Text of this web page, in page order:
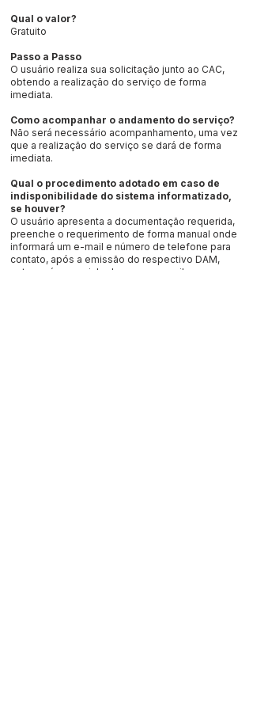
Qual o valor?
Gratuito
Passo a Passo
O usuário realiza sua solicitação junto ao CAC,
obtendo a realização do serviço de forma
imediata.
Como acompanhar o andamento do serviço?
Não será necessário acompanhamento, uma vez
que a realização do serviço se dará de forma
imediata.
Qual o procedimento adotado em caso de
indisponibilidade do sistema informatizado,
se houver?
O usuário apresenta a documentação requerida,
preenche o requerimento de forma manual onde
informará um e-mail e número de telefone para
contato, após a emissão do respectivo DAM,
este será encaminhado para o e-mail